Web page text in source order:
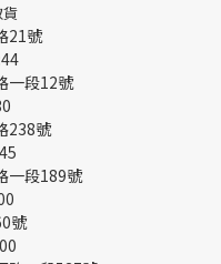
貨
21號
一段12號
238號
一段189號
號